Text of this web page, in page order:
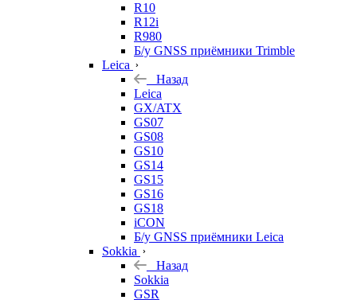
R10
R12i
R980
Б/у GNSS приёмники Trimble
Leica
Назад
Leica
GX/ATX
GS07
GS08
GS10
GS14
GS15
GS16
GS18
iCON
Б/у GNSS приёмники Leica
Sokkia
Назад
Sokkia
GSR